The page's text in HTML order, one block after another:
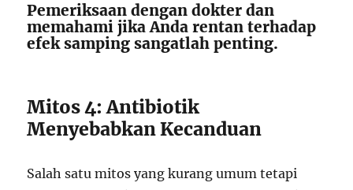
Pemeriksaan dengan dokter dan
memahami jika Anda rentan terhadap
efek samping sangatlah penting.
Mitos 4: Antibiotik
Menyebabkan Kecanduan
Salah satu mitos yang kurang umum tetapi